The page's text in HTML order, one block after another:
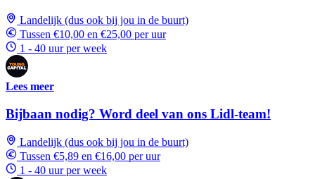
Landelijk (dus ook bij jou in de buurt)
Tussen €10,00 en €25,00 per uur
1 - 40 uur per week
Lees meer
Bijbaan nodig? Word deel van ons Lidl-team!
Landelijk (dus ook bij jou in de buurt)
Tussen €5,89 en €16,00 per uur
1 - 40 uur per week